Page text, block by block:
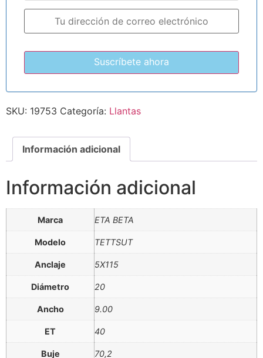
SKU: 19753 Categoría: Llantas
Información adicional
Información adicional
Marca ETA BETA
Modelo TETTSUT
Anclaje 5X115
Diámetro 20
Ancho 9.00
ET 40
Buje 70,2